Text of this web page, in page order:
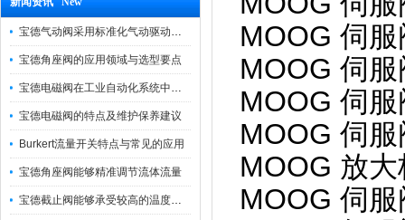
宝德气动阀采用标准化气动驱动设计，可匹配各类工业气源工况
宝德角座阀的应用领域与选型要点
宝德电磁阀在工业自动化系统中的作用
宝德电磁阀的特点及维护保养建议
Burkert流量开关特点与常见的应用
宝德角座阀能够精准调节流体流量
宝德截止阀能够承受较高的温度和压力
MOOG 伺
MOOG 伺
MOOG 伺
MOOG 伺
MOOG 放
MOOG 伺